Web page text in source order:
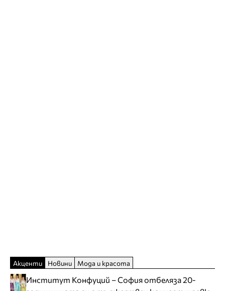
Акценти Новини Мода и красота
Институт Конфуций – София отбеляза 20-